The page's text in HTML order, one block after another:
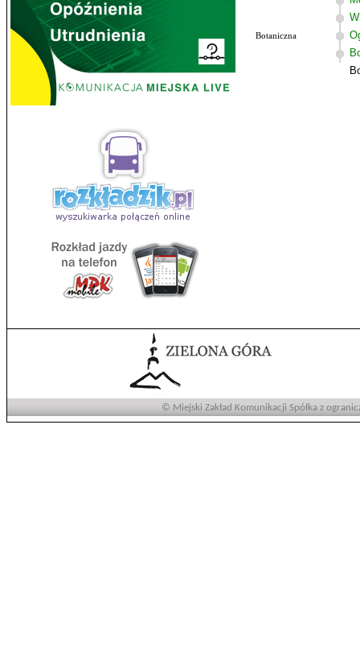
Botaniczna
© Miejski Zakład Komunikacji Spółka z